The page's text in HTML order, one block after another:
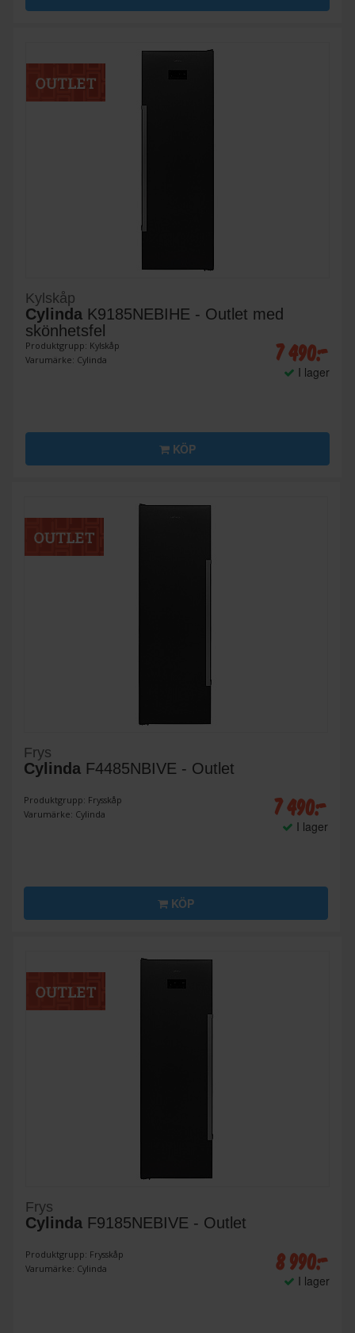
Kylskåp
Cylinda K9185NEBIHE - Outlet med
skönhetsfel
Produktgrupp: Kylskåp
Varumärke: Cylinda
7 490:-
I lager
KÖP
Frys
Cylinda F4485NBIVE - Outlet
Produktgrupp: Frysskåp
Varumärke: Cylinda
7 490:-
I lager
KÖP
Frys
Cylinda F9185NEBIVE - Outlet
Produktgrupp: Frysskåp
Varumärke: Cylinda
8 990:-
I lager